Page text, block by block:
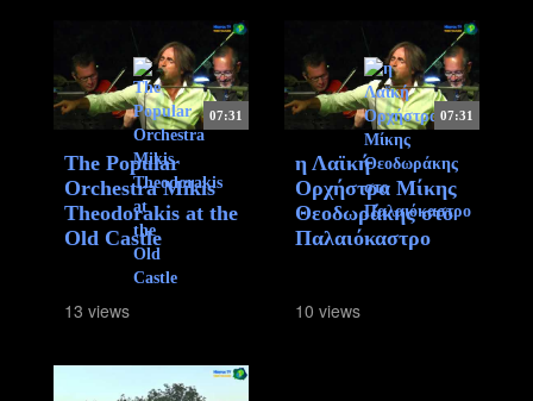
07:31
The Popular
Orchestra Mikis
Theodorakis at the
Old Castle
13 views
07:31
η Λαϊκή
Ορχήστρα Μίκης
Θεοδωράκης στο
Παλαιόκαστρο
10 views